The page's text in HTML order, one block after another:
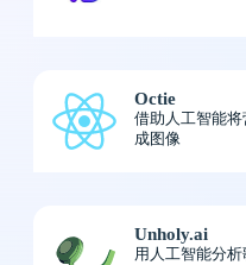
Octie
借助人工智能
成图像
Unholy.ai
用人工智能分